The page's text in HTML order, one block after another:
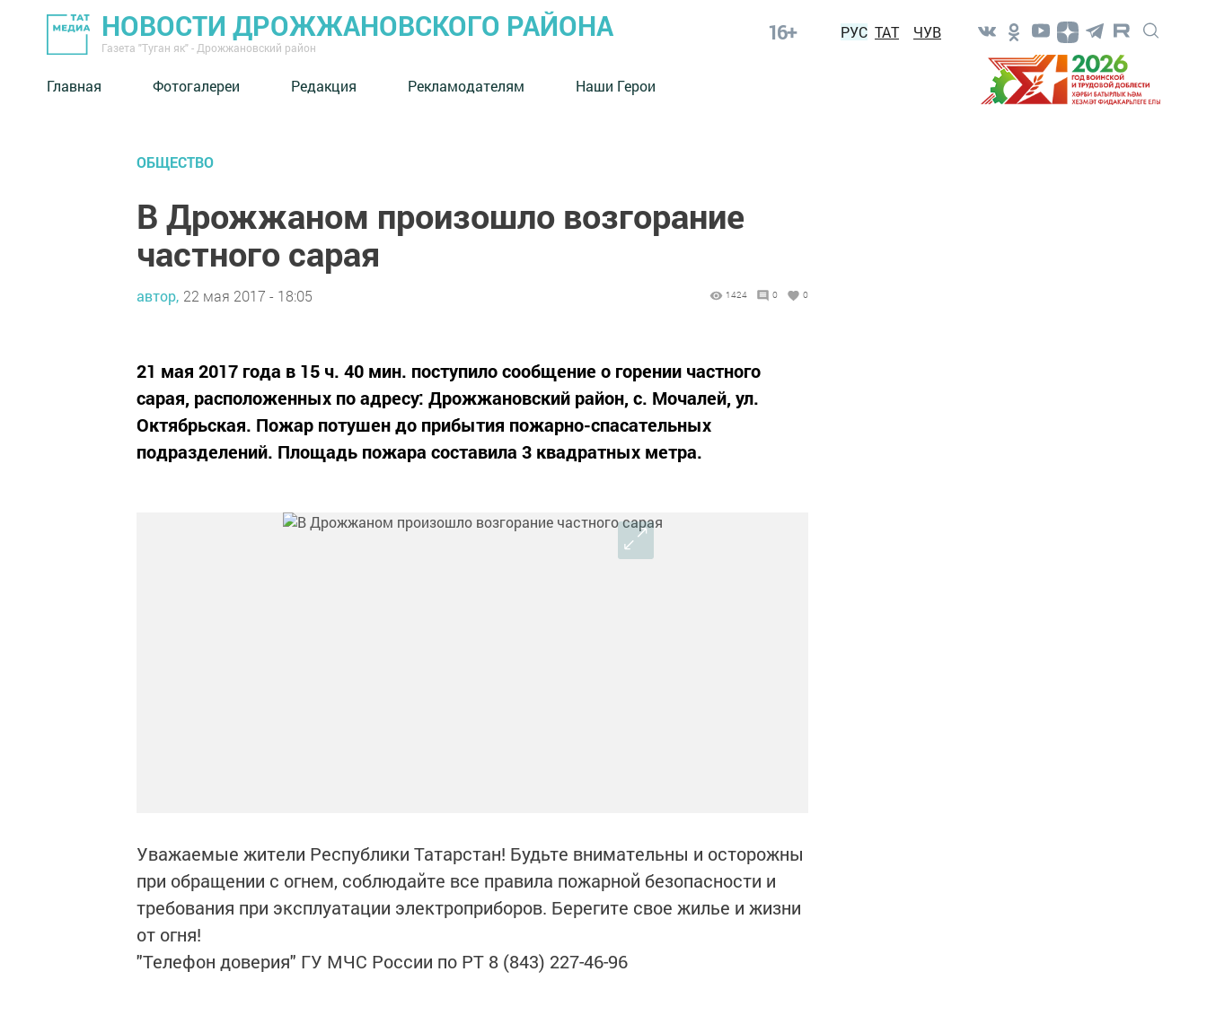
НОВОСТИ ДРОЖЖАНОВСКОГО РАЙОНА
Газета "Туган як" - Дрожжановский район
16+ РУС ТАТ ЧУВ
Главная Фотогалереи Редакция Рекламодателям Наши Герои
ОБЩЕСТВО
В Дрожжаном произошло возгорание
частного сарая
автор, 22 мая 2017 - 18:05 1424 0 0
21 мая 2017 года в 15 ч. 40 мин. поступило сообщение о горении частного
сарая, расположенных по адресу: Дрожжановский район, с. Мочалей, ул.
Октябрьская. Пожар потушен до прибытия пожарно-спасательных
подразделений. Площадь пожара составила 3 квадратных метра.
Уважаемые жители Республики Татарстан! Будьте внимательны и осторожны
при обращении с огнем, соблюдайте все правила пожарной безопасности и
требования при эксплуатации электроприборов. Берегите свое жилье и жизни
от огня!
"Телефон доверия" ГУ МЧС России по РТ 8 (843) 227-46-96